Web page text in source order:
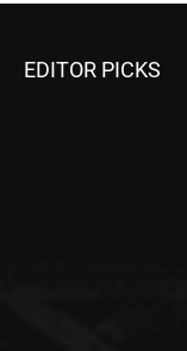
EDITOR PICKS